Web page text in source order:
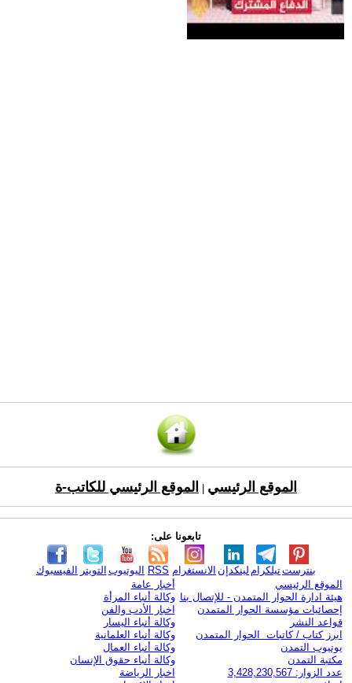
الموقع الرئيسي الموقع الرئيسي للكاتب-ة
تابعونا على:
الفيسبوك التويتر اليوتيوب RSS الانستغرام لينكدإن تيلكرامبنترست
الموقع الرئيسي
هيئة ادارة الحوار المتمدن - للإتصال بنا
إحصائيات مؤسسة الحوار المتمدن
قواعد النشر
ابرز كتاب / كاتبات الحوار المتمدن
يوتيوب التمدن
مكتبة التمدن
عدد الزوار: 3,428,230,567
أخبار عامة
وكالة أنباء المرأة
اخبار الأدب والفن
وكالة أنباء اليسار
وكالة أنباء العلمانية
وكالة أنباء العمال
وكالة أنباء حقوق الإنسان
اخبار الرياضة